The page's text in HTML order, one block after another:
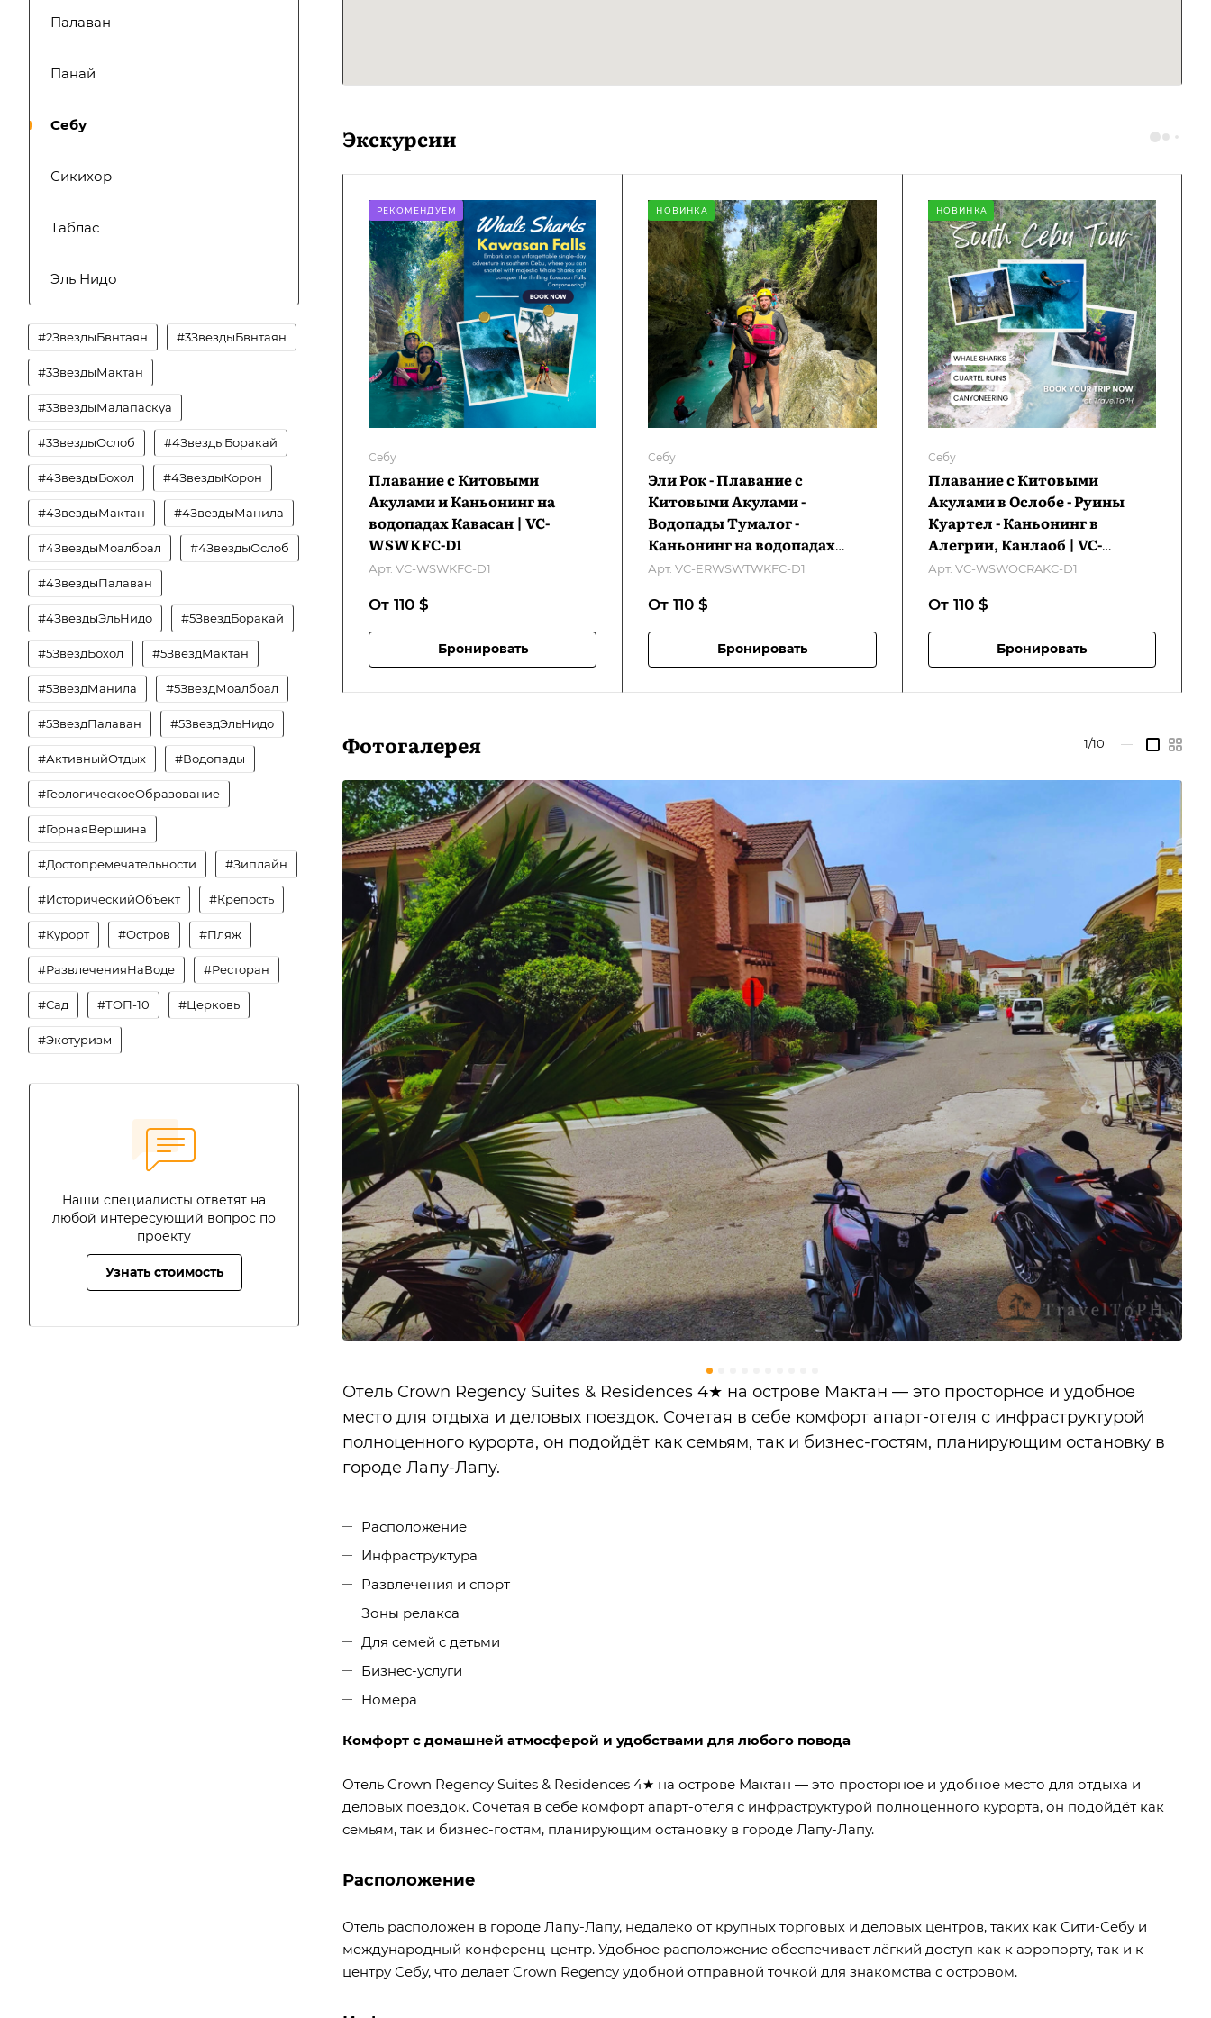
Экскурсии
РЕКОМЕНДУЕМ
Себу
Плавание с Китовыми
Акулами и Каньонинг на
водопадах Кавасан | VC-
WSWKFC-D1
Арт. VC-WSWKFC-D1
От 110 $
Бронировать
НОВИНКА
Себу
Эли Рок - Плавание с
Китовыми Акулами -
Водопады Тумалог -
Каньонинг на водопадах
Кавасан | VC-ERWSWTWKFC-
Арт.VC-ERWSWTWKFC-D1
От 110$
Бронировать
НОВИНКА
Себу
Плавание с Китовыми
Акулами в Ослобе - Руины
Куартел - Каньонинг в
Алегрии, Канлаоб | VC-
WSWOCRAKC-D1
Арт. VC-WSWOCRAKC-D1
От 110 $
Бронировать
Фотогалерея 1/10 —
Отель Crown Regency Suites & Residences 4★ на острове Мактан — это просторное и удобное
место для отдыха и деловых поездок. Сочетая в себе комфорт апарт-отеля с инфраструктурой
полноценного курорта, он подойдёт как семьям, так и бизнес-гостям, планирующим остановку в
городе Лапу-Лапу.
Расположение
Инфраструктура
Развлечения и спорт
Зоны релакса
Для семей с детьми
Бизнес-услуги
Номера
Комфорт с домашней атмосферой и удобствами для любого повода
Отель Crown Regency Suites & Residences 4★ на острове Мактан — это просторное и удобное место для отдыха и
деловых поездок. Сочетая в себе комфорт апарт-отеля с инфраструктурой полноценного курорта, он подойдёт как
семьям, так и бизнес-гостям, планирующим остановку в городе Лапу-Лапу.
Расположение
Отель расположен в городе Лапу-Лапу, недалеко от крупных торговых и деловых центров, таких как Сити-Себу и
международный конференц-центр. Удобное расположение обеспечивает лёгкий доступ как к аэропорту, так и к
центру Себу, что делает Crown Regency удобной отправной точкой для знакомства с островом.
Палаван
Панай
Себу
Сикихор
Таблас
Эль Нидо
#2ЗвездыБвнтаян #3ЗвездыБвнтаян
#3ЗвездыМактан
#3ЗвездыМалапаскуа
#3ЗвездыОслоб #4ЗвездыБоракай
#4ЗвездыБохол #4ЗвездыКорон
#4ЗвездыМактан #4ЗвездыМанила
#4ЗвездыМоалбоал #4ЗвездыОслоб
#4ЗвездыПалаван
#4ЗвездыЭльНидо #5ЗвездБоракай
#5ЗвездБохол #5ЗвездМактан
#5ЗвездМанила #5ЗвездМоалбоал
#5ЗвездПалаван #5ЗвездЭльНидо
#АктивныйОтдых #Водопады
#ГеологическоеОбразование
#ГорнаяВершина
#Достопремечательности #Зиплайн
#ИсторическийОбъект #Крепость
#Курорт #Остров #Пляж
#РазвлеченияНаВоде #Ресторан
#Сад #ТОП-10 #Церковь
#Экотуризм
Наши специалисты ответят на
любой интересующий вопрос по
проекту
Узнать стоимость